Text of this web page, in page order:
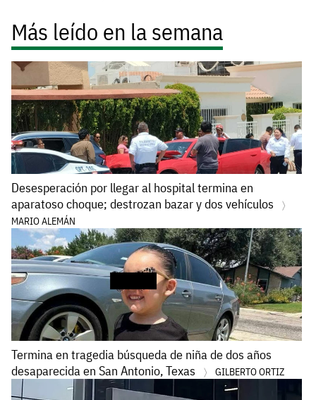
Más leído en la semana
Desesperación por llegar al hospital termina en
aparatoso choque; destrozan bazar y dos vehículos
MARIO ALEMÁN
Termina en tragedia búsqueda de niña de dos años
desaparecida en San Antonio, Texas
GILBERTO ORTIZ